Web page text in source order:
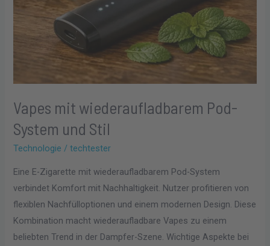
Vapes mit wiederaufladbarem Pod-
System und Stil
Technologie /techtester
Eine E-Zigarette mit wiederaufladbarem Pod-System
verbindet Komfort mit Nachhaltigkeit. Nutzer profitieren von
flexiblen Nachfülloptionen und einem modernen Design. Diese
Kombination macht wiederaufladbare Vapes zu einem
beliebten Trend in der Dampfer-Szene. Wichtige Aspekte bei